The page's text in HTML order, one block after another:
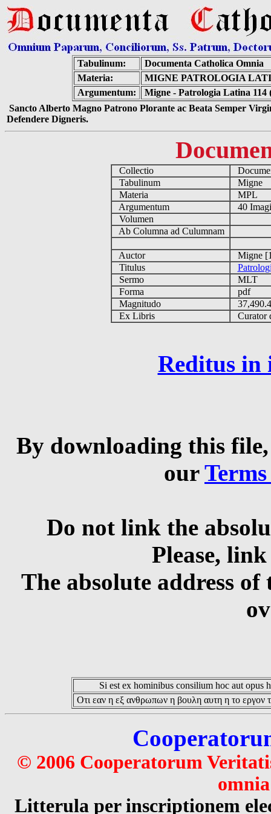
Tabulinum:
Documenta Catholica Omnia
Materia:
MIGNE PATROLOGIA
Argumentum:
Migne - Patrologia Latina 114
Sancto Alberto Magno Patrono Plorante ac Beata Semper
Defendere Digneris.
Collectio
Tabulinum
Migne
Materia
MPL
Argumentum
40
Volumen
Ab Columna ad Culumnam
Auctor
Migne
Titulus
Sermo
MLT
Forma
pdf
Magnitudo
Ex Libris
Curator
Reditus in
By downloading this
our
Do not link the
Please,
The absolute address
Si est ex hominibus consilium hoc aut opus
Οτι εαν η εξ ανθρωπων η βουλη αυτη η το εργον
© 2006 Cooperatorum
Litterula per inscriptionem